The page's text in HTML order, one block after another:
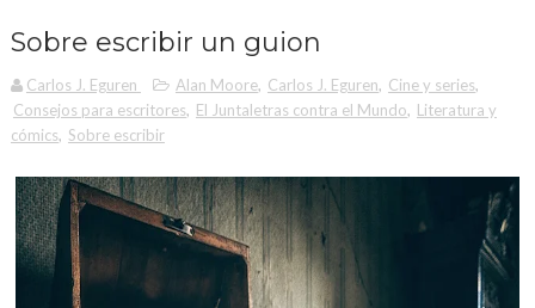
Sobre escribir un guion
Carlos J. Eguren Alan Moore, Carlos J. Eguren, Cine y series,
Consejos para escritores, El Juntaletras contra el Mundo, Literatura y
cómics, Sobre escribir